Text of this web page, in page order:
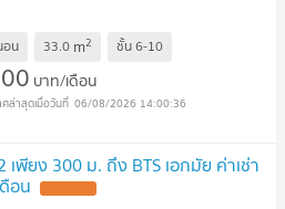
อน 33.0 m2 ชั้น6-10
บาท/เดือน
06/08/2026 14:00:36
พียง 300 ม. ถึง BTS เอกมัย ค่าเช่า
อน